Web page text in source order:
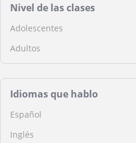
Nivel de las clases
Adolescentes
Adultos
Idiomas que hablo
Español
Inglés